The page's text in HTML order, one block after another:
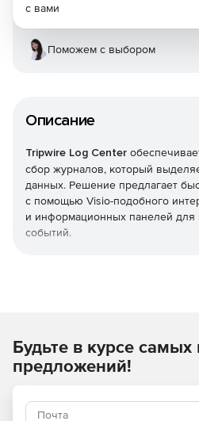
Описание
Tripwire Log Center
сбор журналов, который
данных. Решение предлагает
с помощью Visio-подобного
и информационных панелей для
событий.
Tripwire Enterprise и Tripwire
реагирования на аномалии и
требованиям для сбора и
с вами
Поможем с выбором
Будьте в курсе
предложений!